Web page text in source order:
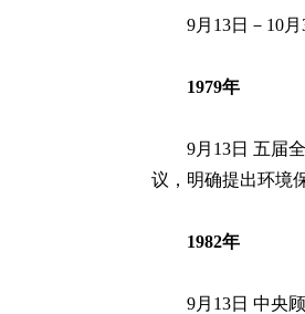
9月13日－10月3
1979年
9月13日 五届全
议，明确提出环境
1982年
9月13日 中央顾